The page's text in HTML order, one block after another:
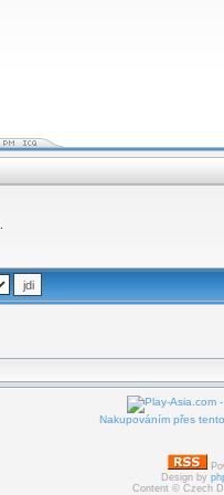
Nakupováním přes
Design by
Content © Czech